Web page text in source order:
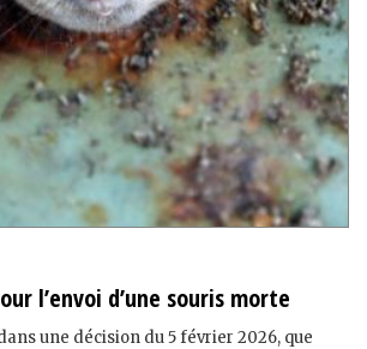
l’envoi d’une souris morte
une décision du 5 février 2026, que